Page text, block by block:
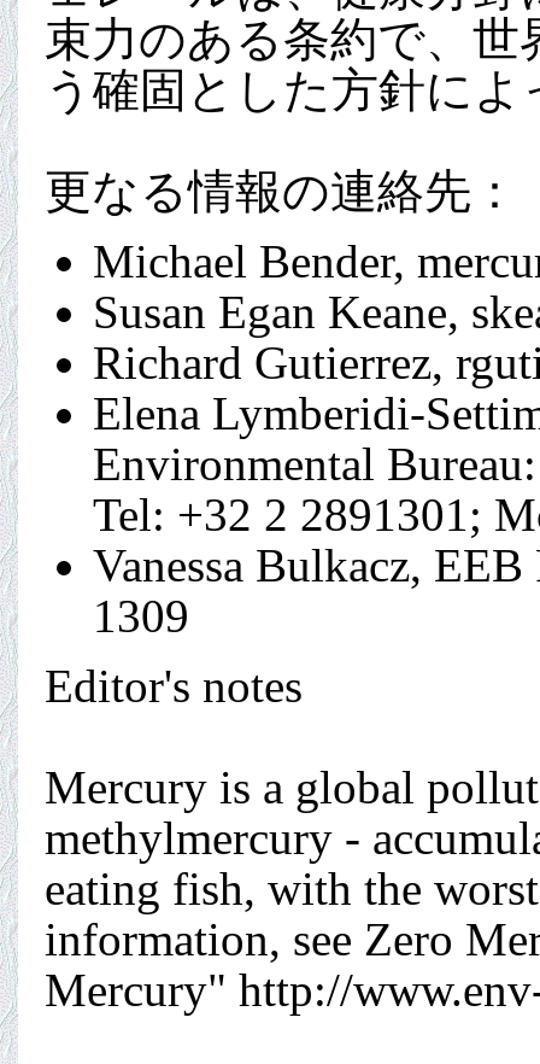
束力のある条約で、
う確固とした方針に
更なる情報の連絡先：
Michael Bender,
Susan Egan Keane,
Richard Gutierrez,
Elena Lymberidi-
Environmental
Tel: +32 2 2891301;
Vanessa Bulkacz,
1309
Editor's notes
Mercury is a global
methylmercury -
eating fish, with the
information, see Zero
Mercury" http://